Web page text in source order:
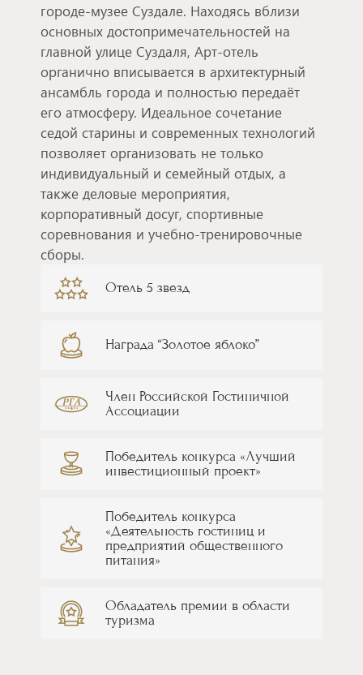
городе-музее Суздале. Находясь вблизи
основных достопримечательностей на
главной улице Суздаля, Арт-отель
органично вписывается в архитектурный
ансамбль города и полностью передаёт
его атмосферу. Идеальное сочетание
седой старины и современных технологий
позволяет организовать не только
индивидуальный и семейный отдых, а
также деловые мероприятия,
корпоративный досуг, спортивные
соревнования и учебно-тренировочные
сборы.
Отель 5 звезд
Награда “Золотое яблоко”
Член Российской Гостиничной
Ассоциации
Победитель конкурса «Лучший
инвестиционный проект»
Победитель конкурса
«Деятельность гостиниц и
предприятий общественного
питания»
Обладатель премии в области
туризма